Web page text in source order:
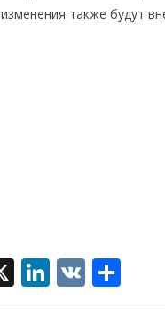
также будут
X Li V